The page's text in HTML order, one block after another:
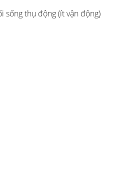
sống thụ động (ít vận động)